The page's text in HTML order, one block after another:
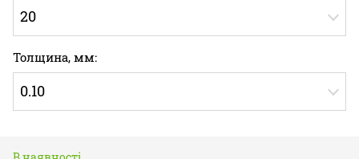
20
Толщина, мм:
0.10